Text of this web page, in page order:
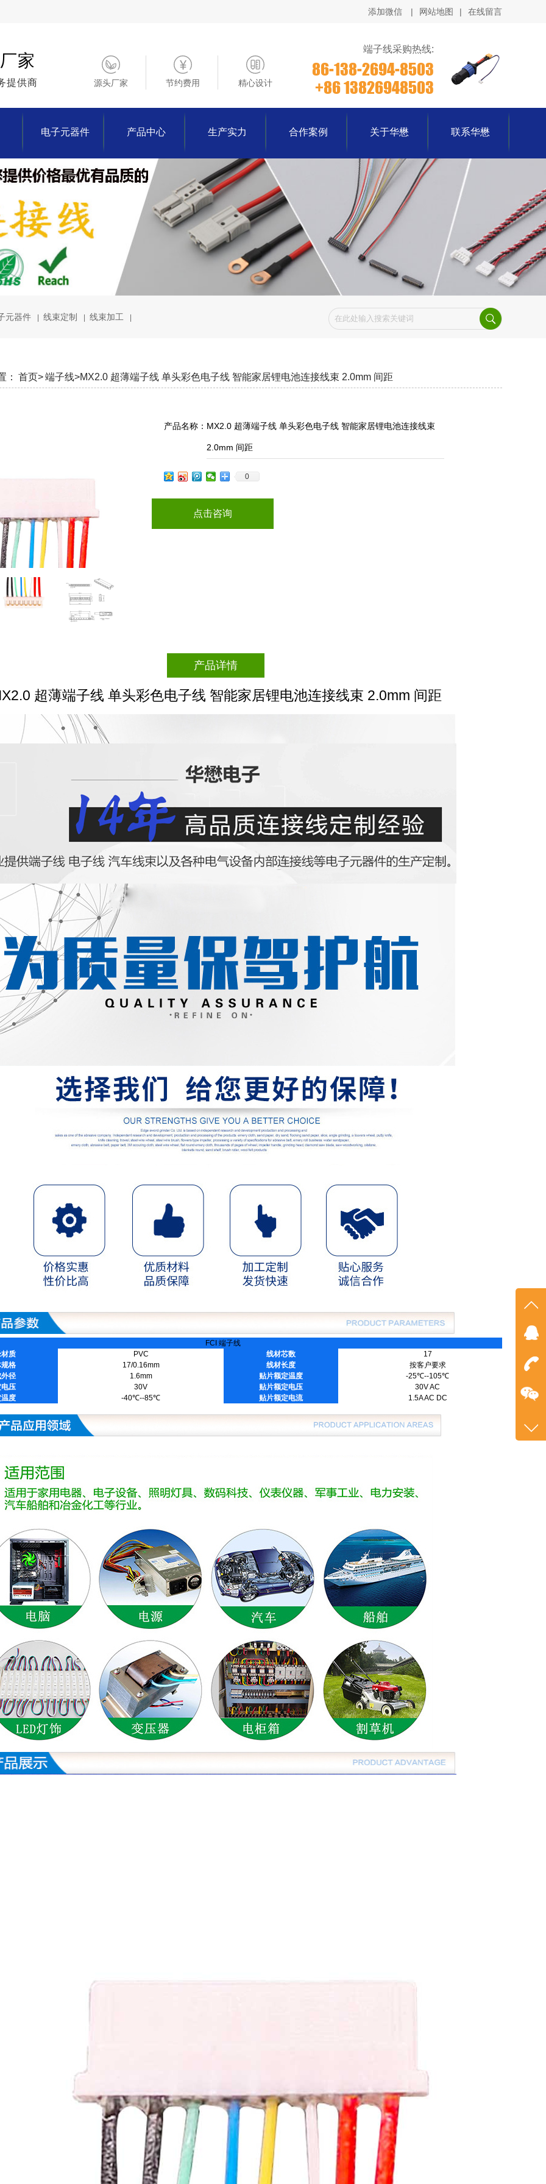
添加微信 | 网站地图 | 在线留言
家
提供商 源头厂家 节约费用 精心设计
端子线采购热线:
86-138-2694-8503
+86 13826948503
电子元器件 产品中心 生产实力 合作案例 关于华懋 联系华懋
元器件 线束定制 线束加工
： 首页>端子线>MX2.0 超薄端子线 单头彩色电子线 智能家居锂电池连接线束 2.0mm 间距
产品名称： MX2.0 超薄端子线 单头彩色电子线 智能家居锂电池连接线束
2.0mm 间距
0
点击咨询
产品详情
超薄端子线 单头彩色电子线 智能家居锂电池连接线束 2.0mm 间距
FCI 端子线
质
PVC 线材芯数
17
格
17/0.16mm 线材长度
按客户要求
径
1.6mm 贴片额定温度
-25℃--105℃
压
30V 贴片额定电压
30V AC
度
-40℃--85℃ 贴片额定电流 1.5A AC DC
点我
咨
+86